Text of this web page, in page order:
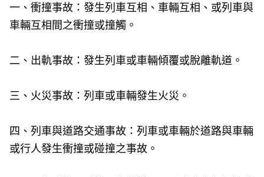
一、衝撞事故：發生列車互相、車輛互相、或列車與
車輛互相間之衝撞或撞觸。
二、出軌事故：發生列車或車輛傾覆或脫離軌道。
三、火災事故：列車或車輛發生火災。
四、列車與道路交通事故：列車或車輛於道路與車輛
或行人發生衝撞或碰撞之事故。